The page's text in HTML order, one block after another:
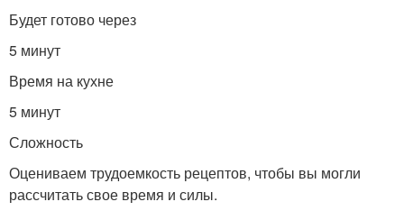
Будет готово через
5 минут
Время на кухне
5 минут
Сложность
Оцениваем трудоемкость рецептов, чтобы вы могли
рассчитать свое время и силы.